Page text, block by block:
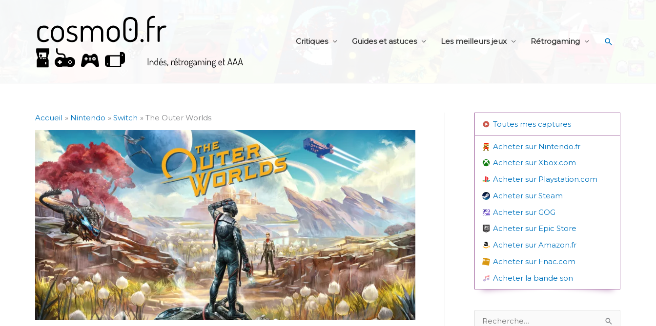
Critiques
Guides et astuces Les meilleurs jeux Rétrogaming
Accueil Nintendo Switch The Outer Worlds
Toutes mes captures
Acheter sur Nintendo.fr
Acheter sur Xbox.com
Acheter sur Playstation.com
Acheter sur Steam
Acheter sur GOG
Acheter sur Epic Store
Acheter sur Amazon.fr
Acheter sur Fnac.com
Acheter la bande son